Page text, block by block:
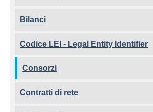
Bilanci
Codice LEI - Legal Entity Identifier
Consorzi
Contratti di rete